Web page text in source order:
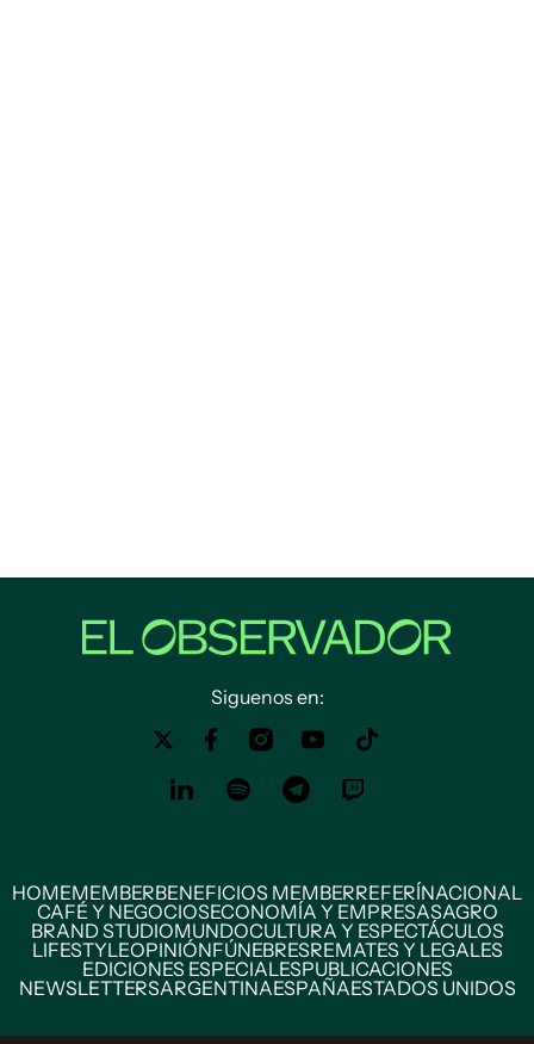
Siguenos en:
HOMEMEMBERBENEFICIOS MEMBERREFERÍNACIONAL
CAFÉ Y NEGOCIOSECONOMÍA Y EMPRESASAGRO
BRAND STUDIOMUNDOCULTURA Y ESPECTÁCULOS
LIFESTYLEOPINIÓNFÚNEBRESREMATES Y LEGALES
EDICIONES ESPECIALESPUBLICACIONES
NEWSLETTERSARGENTINAESPAÑAESTADOS UNIDOS